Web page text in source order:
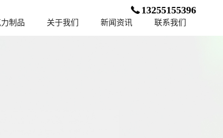
13255155396
制品 关于我们 新闻资讯 联系我们